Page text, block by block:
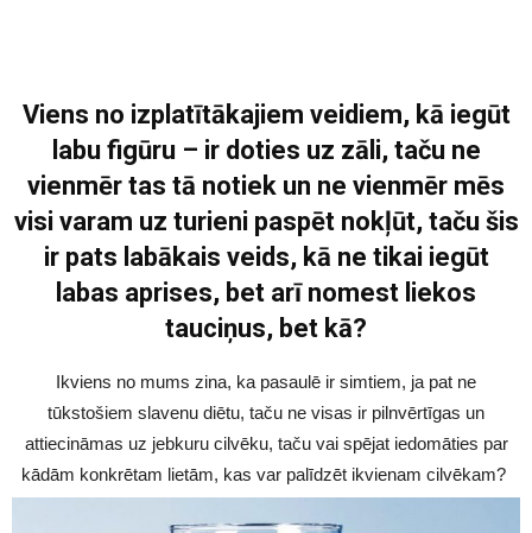
Viens no izplatītākajiem veidiem, kā iegūt
labu figūru – ir doties uz zāli, taču ne
vienmēr tas tā notiek un ne vienmēr mēs
visi varam uz turieni paspēt nokļūt, taču šis
ir pats labākais veids, kā ne tikai iegūt
labas aprises, bet arī nomest liekos
tauciņus, bet kā?
Ikviens no mums zina, ka pasaulē ir simtiem, ja pat ne
tūkstošiem slavenu diētu, taču ne visas ir pilnvērtīgas un
attiecināmas uz jebkuru cilvēku, taču vai spējat iedomāties par
kādām konkrētam lietām, kas var palīdzēt ikvienam cilvēkam?